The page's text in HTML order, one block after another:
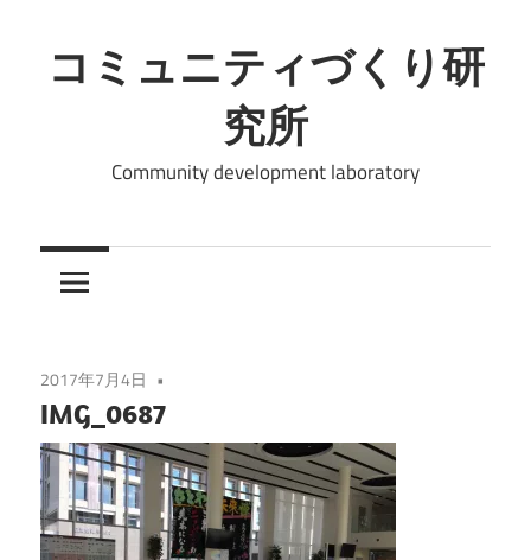
ン
テ
キ
コミュニティづくり研
究所
Community development laboratory
2017年7月4日
IMG_0687